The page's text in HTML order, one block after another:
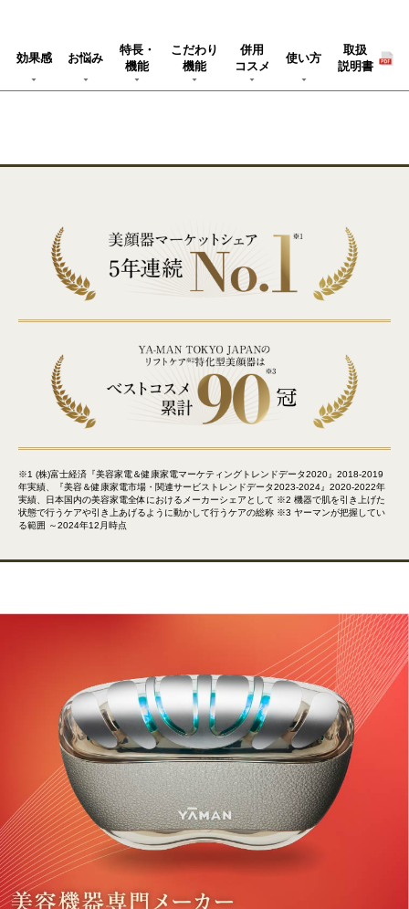
効果感 お悩み
特長・
機能
こだわり
機能
併用
コスメ
使い方
取扱
説明書
※1 (株)富士経済『美容家電＆健康家電マーケティングトレンドデータ2020』2018-2019
年実績、『美容＆健康家電市場・関連サービストレンドデータ2023-2024』2020-2022年
実績、日本国内の美容家電全体におけるメーカーシェアとして ※2 機器で肌を引き上げた
状態で行うケアや引き上あげるように動かして行うケアの総称 ※3 ヤーマンが把握してい
る範囲 ～2024年12月時点